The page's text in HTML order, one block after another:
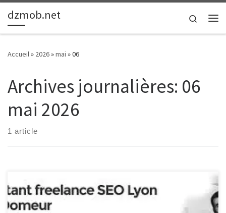
Passer au contenu
dzmob.net
Search
Accueil» 2026»mai »06
Archives journalières: 06
mai 2026
1 article
Consultant en Référencement : Maximisez la Visibilité de Votre